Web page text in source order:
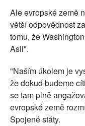
Ale evropské země
větší odpovědnost
tomu, že
Asii".
"Naším úkolem je
že dokud budeme
se tam plně
evropské země
Spojené státy.